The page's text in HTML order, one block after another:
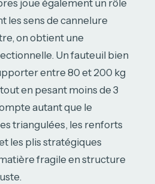
joue également un rôle
les sens de cannelure
on obtient une
Un fauteuil bien
entre 80 et 200 kg
en pesant moins de 3
autant que le
triangulées, les renforts
les plis stratégiques
fragile en structure